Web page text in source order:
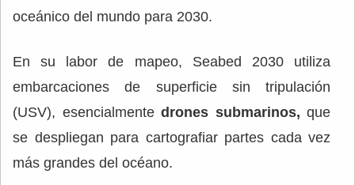
oceánico del mundo para 2030.
En su labor de mapeo, Seabed 2030 utiliza
embarcaciones de superficie sin tripulación
(USV), esencialmentedrones submarinos, que
se despliegan para cartografiar partes cada vez
más grandes del océano.